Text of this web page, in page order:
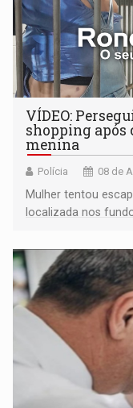
VÍDEO:
shopping
menina
Polícia 08 de
Mulher tentou
localizada nos